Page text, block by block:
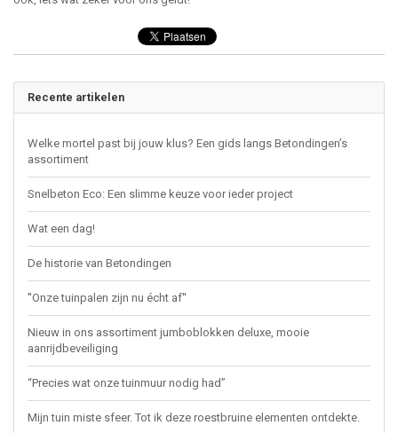
Recente artikelen
Welke mortel past bij jouw klus? Een gids langs Betondingen’s
assortiment
Snelbeton Eco: Een slimme keuze voor ieder project
Wat een dag!
De historie van Betondingen
''Onze tuinpalen zijn nu écht af''
Nieuw in ons assortiment jumboblokken deluxe, mooie
aanrijdbeveiliging
“Precies wat onze tuinmuur nodig had”
Mijn tuin miste sfeer. Tot ik deze roestbruine elementen ontdekte.